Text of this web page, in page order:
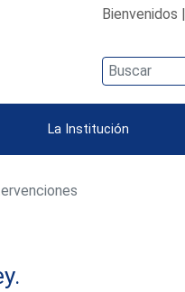
Bienvenidos |
La Institución